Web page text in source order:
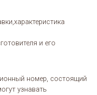
и его
номер, состоящий
узнавать